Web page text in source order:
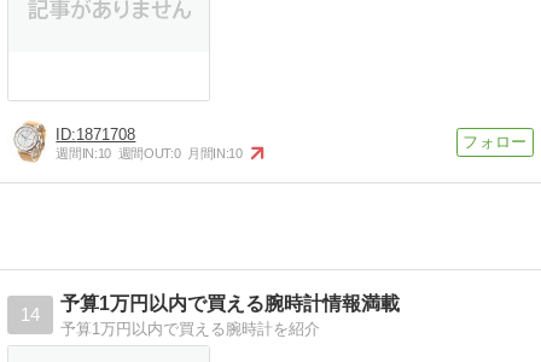
1871708
週間IN:10 週間OUT:0 月間IN:10
14
予算1万円以内で買える腕時計情報満載
予算1万円以内で買える腕時計を紹介